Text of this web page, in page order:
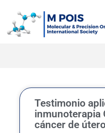
contenido
Testimonio
inmunoterapia
cáncer de